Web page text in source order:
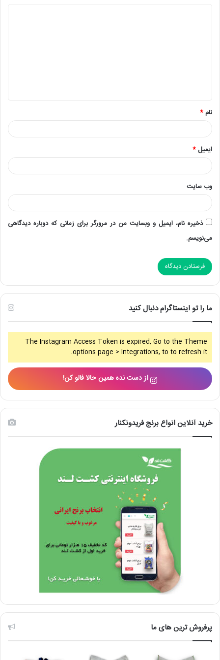
نام*
ایمیل*
وب‌ سایت
ذخیره نام، ایمیل و وبسایت من در مرورگر برای زمانی که دوباره دیدگاهی
می‌نویسم.
ما را تو اینستاگرام دنبال کنید
The Instagram Access Token is expired, Go to the Theme
options page > Integrations, to to refresh it.
از دست نده همین حالا فالو کن!
خرید آنلاین انواع برنج فریدونکنار
پرفروش ترین های ما